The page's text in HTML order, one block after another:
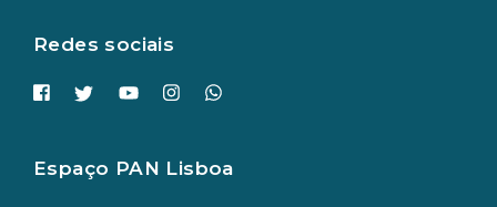
Redes sociais
Espaço PAN Lisboa